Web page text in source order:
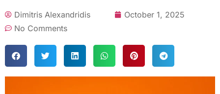
Dimitris Alexandridis
October 1, 2025
No Comments